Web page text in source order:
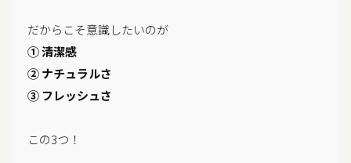
だからこそ意識したいのが
① 清潔感
② ナチュラルさ
③ フレッシュさ
この3つ！